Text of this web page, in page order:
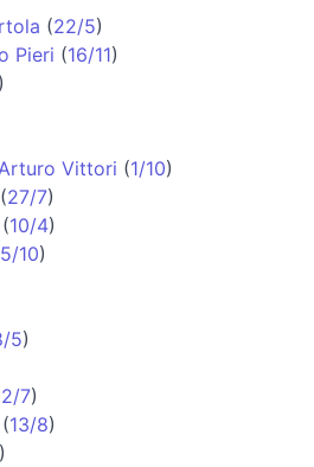
(22/5)
Pieri (16/11)
)
Arturo Vittori (1/10)
(27/7)
(10/4)
10)
5)
7)
(13/8)
)